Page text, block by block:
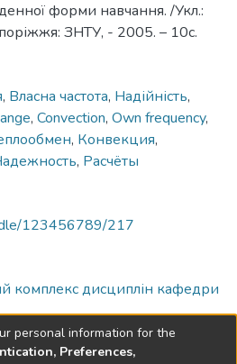
форми навчання. /Укл.:
ЗНТУ, - 2005. – 10с.
, Власна частота, Надійність,
, Convection, Own frequency,
, Конвекция,
, Расчёты
123456789/217
комплекс дисциплін кафедри
personal information for the
Preferences,